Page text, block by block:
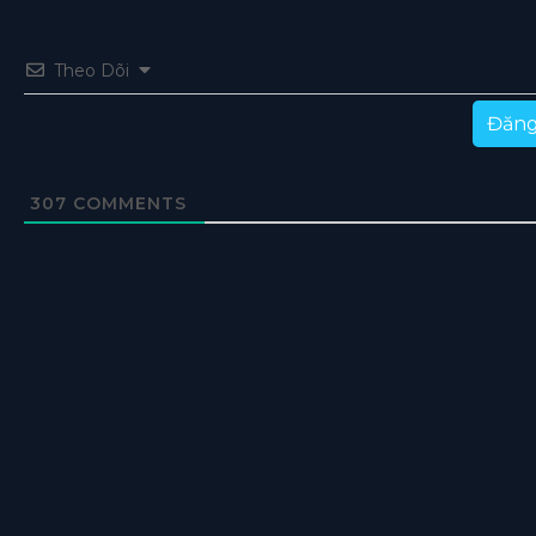
Theo Dõi
307 COMMENTS